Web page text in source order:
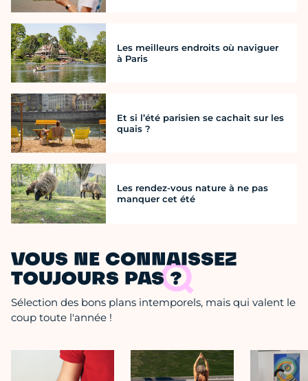
Les meilleurs endroits où naviguer
à Paris
Et si l’été parisien se cachait sur les
quais ?
Les rendez-vous nature à ne pas
manquer cet été
VOUS NE CONNAISSEZ
TOUJOURS PAS ?
Sélection des bons plans intemporels, mais qui valent le
coup toute l'année !